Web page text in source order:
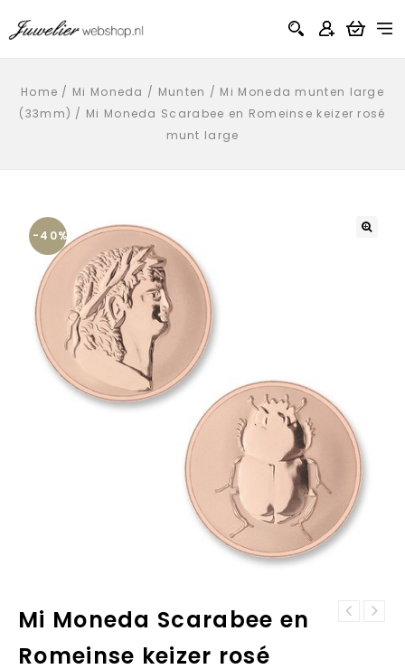
Home / Mi Moneda / Munten / Mi Moneda munten large
(33mm) / Mi Moneda Scarabee en Romeinse keizer rosé
munt large
-40%
Mi Moneda Scarabee en
Romeinse keizer rosé